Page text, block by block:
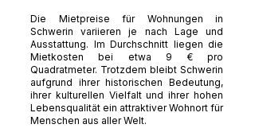
Die Mietpreise für Wohnungen in
Schwerin variieren je nach Lage und
Ausstattung. Im Durchschnitt liegen die
Mietkosten bei etwa 9 € pro
Quadratmeter. Trotzdem bleibt Schwerin
aufgrund ihrer historischen Bedeutung,
ihrer kulturellen Vielfalt und ihrer hohen
Lebensqualität ein attraktiver Wohnort für
Menschen aus aller Welt.